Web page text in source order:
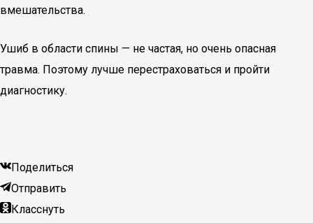
вмешательства.
Ушиб в области спины — не частая, но очень опасная
травма. Поэтому лучше перестраховаться и пройти
диагностику.
Поделиться
Отправить
Класснуть